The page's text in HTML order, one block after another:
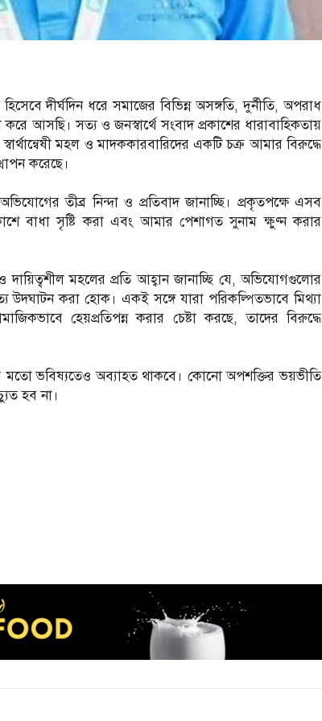
দীর্ঘদিন ধরে সমাজের বিভিন্ন অসঙ্গতি, দুর্নীতি, অপরাধ
করে আসছি। সত্য ও জনস্বার্থে সংবাদ প্রকাশের ধারাবাহিকতায়
মহল ও মাদককারবারিদের একটি চক্র আমার বিরুদ্ধে
করেছে।
তীব্র নিন্দা ও প্রতিবাদ জানাচ্ছি। প্রকৃতপক্ষে এসব
বাধা সৃষ্টি করা এবং আমার পেশাগত সুনাম ক্ষুণ্ন করার
দায়িত্বশীল মহলের প্রতি আহ্বান জানাচ্ছি যে, অভিযোগগুলোর
উদঘাটন করা হোক। একই সঙ্গে যারা পরিকল্পিতভাবে মিথ্যা
হেয়প্রতিপন্ন করার চেষ্টা করছে, তাদের বিরুদ্ধে
মতো ভবিষ্যতেও অব্যাহত থাকবে। কোনো অপশক্তির ভয়ভীতি
হব না।